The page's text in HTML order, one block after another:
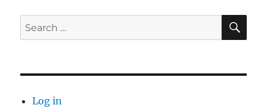
Search
for:
Log in